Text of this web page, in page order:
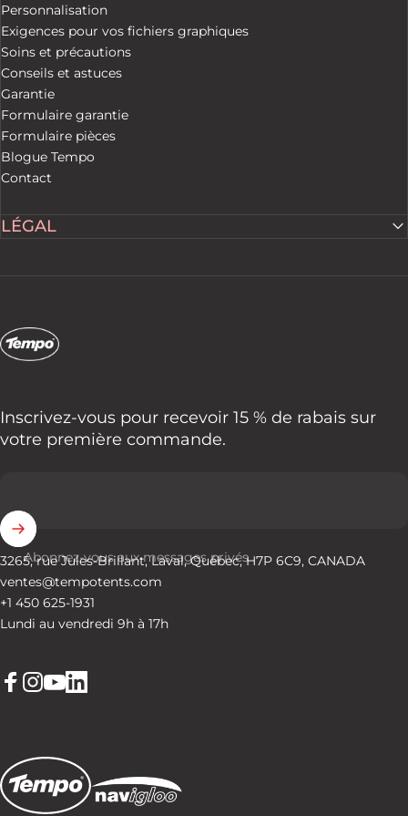
Personnalisation
Exigences pour vos fichiers graphiques
Soins et précautions
Conseils et astuces
Garantie
Formulaire garantie
Formulaire pièces
Blogue Tempo
Contact
LÉGAL
Tempo Tents
Inscrivez-vous pour recevoir 15 % de rabais sur
votre première commande.
Abonnez-vous aux messages privés
3265, rue Jules-Brillant, Laval, Québec, H7P 6C9, CANADA
ventes@tempotents.com
+1 450 625-1931
Lundi au vendredi 9h à 17h